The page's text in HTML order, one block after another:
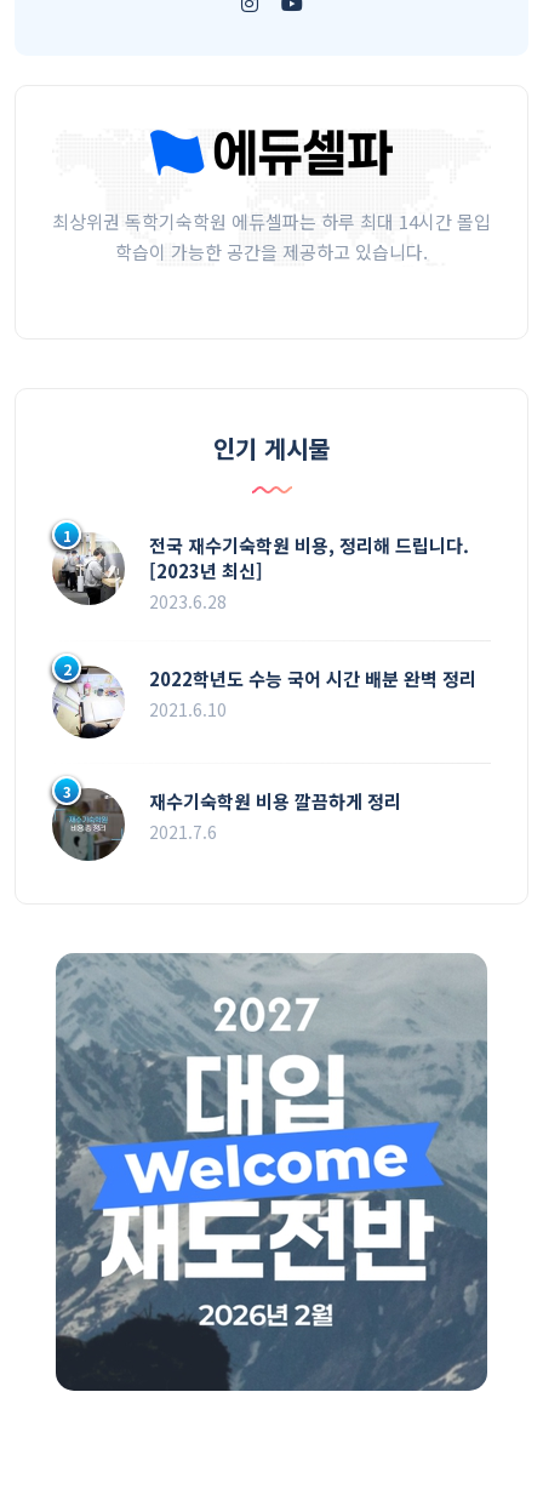
최상위권 독학기숙학원 에듀셀파는 하루 최대 14시간 몰입
학습이 가능한 공간을 제공하고 있습니다.
인기 게시물
1
전국 재수기숙학원 비용, 정리해 드립니다.
[2023년 최신]
2023.6.28
2 2022학년도 수능 국어 시간 배분 완벽 정리
2021.6.10
3 재수기숙학원 비용 깔끔하게 정리
2021.7.6